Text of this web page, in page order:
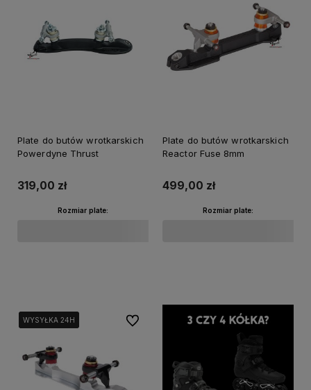
Plate do butów wrotkarskich
Powerdyne Thrust
319,00 zł
Rozmiar plate:
Plate do butów wrotkarskich
Reactor Fuse 8mm
499,00 zł
Rozmiar plate:
WYSYŁKA 24H
WYSYŁKA 24H
WYSYŁKA 24H Do ulubionych